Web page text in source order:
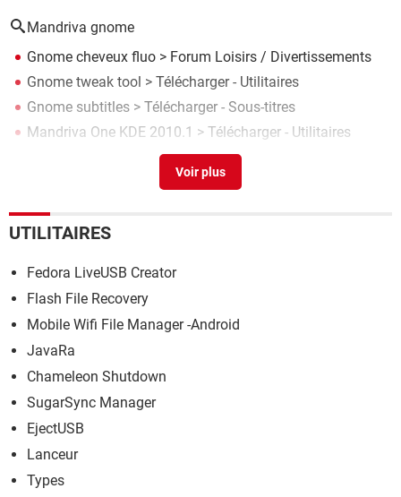
Mandriva gnome
Gnome cheveux fluo > Forum Loisirs / Divertissements
Gnome tweak tool > Télécharger - Utilitaires
Gnome subtitles > Télécharger - Sous-titres
Mandriva One KDE 2010.1 > Télécharger - Utilitaires
Forum Autres distributions Linux
UTILITAIRES
Fedora LiveUSB Creator
Flash File Recovery
Mobile Wifi File Manager -Android
JavaRa
Chameleon Shutdown
SugarSync Manager
EjectUSB
Lanceur
Types